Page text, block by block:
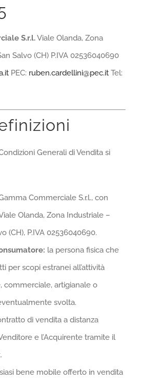
S.r.l.Viale Olanda, Zona
Salvo (CH) P.IVA 02536040690
PEC: ruben.cardellini@pec.it Tel:
Generali di Vendita si
Commerciale S.r.l., con
Olanda, Zona Industriale –
(CH), P.IVA 02536040690.
la persona fisica che
per scopi estranei all’attività
commerciale, artigianale o
svolta.
di vendita a distanza
e l’Acquirente tramite il
bene mobile offerto in vendita